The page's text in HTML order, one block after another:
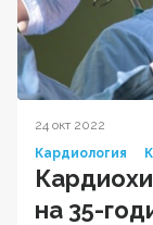
24 окт 2022
Кардиология
на 35-